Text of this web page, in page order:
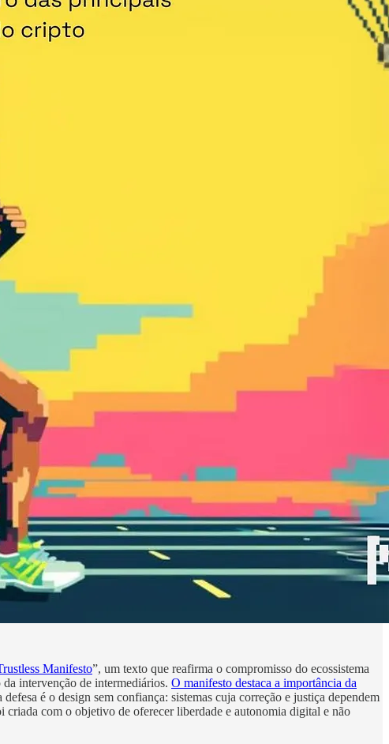
Manifesto”, um texto que reafirma o compromisso do ecossistema
da intervenção de intermediários. O manifesto destaca a importância da
defesa é o design sem confiança: sistemas cuja correção e justiça dependem
criada com o objetivo de oferecer liberdade e autonomia digital e não